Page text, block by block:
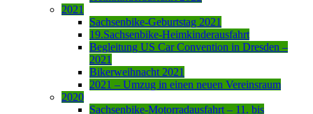
2021
Sachsenbike-Geburtstag 2021
19.Sachsenbike-Heimkinderausfahrt
Begleitung US Car Convention in Dresden –
2021
Bikerweihnacht 2021
2021 – Umzug in einen neuen Vereinsraum
2020
Sachsenbike-Motorradausfahrt – 11. bis